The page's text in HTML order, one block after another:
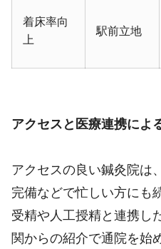
着床率向
上
駅前立地
アクセスと医療連携によ
アクセスの良い鍼灸院は
完備などで忙しい方にも
受精や人工授精と連携し
関からの紹介で通院を始